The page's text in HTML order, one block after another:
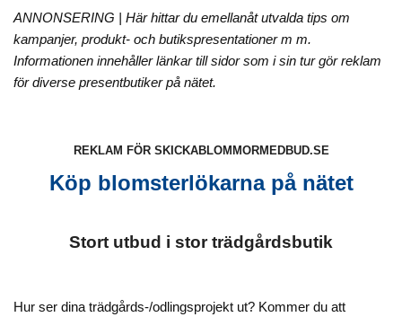
ANNONSERING | Här hittar du emellanåt utvalda tips om
kampanjer, produkt- och butikspresentationer m m.
Informationen innehåller länkar till sidor som i sin tur gör reklam
för diverse presentbutiker på nätet.
REKLAM FÖR SKICKABLOMMORMEDBUD.SE
Köp blomsterlökarna på nätet
Stort utbud i stor trädgårdsbutik
Hur ser dina trädgårds-/odlingsprojekt ut? Kommer du att